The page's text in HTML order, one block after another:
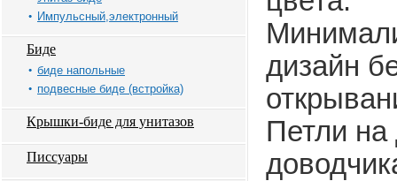
Импульсный,электронный
Биде
биде напольные
подвесные биде (встройка)
Крышки-биде для унитазов
Писсуары
дизайн
Петли на